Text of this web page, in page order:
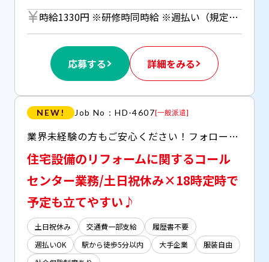
時給1330円 ※研修時同時給 ※週払い（規定あり）利用OK！（但し、週払い制度は初回2ヵ月間のみ、3ヵ月目以降は月払い制になります。利用についてはご本人様からお仕事紹介時に申請があった場合のみとなります。）
応募する 詳細をみる
NEW! Job No：HD-4607[一般派遣]
業界未経験の方もご安心ください！フォロー体制バッチリです！ 〇休憩室完備(フリーWi-Fiあり) 〇冷蔵庫・ポット・電子レンジ完備 〇服装・髪型・ネイル自由
住宅設備のリフォームに関するコール
センター業務/土日祝休み×18時定時で
予定も立てやすい♪
土日祝休み 交通費一部支給
履歴書不要
週払いOK
駅から徒歩5分以内 大手企業
服装自由